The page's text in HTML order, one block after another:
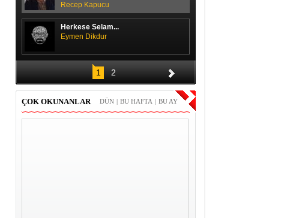
Recep Kapucu
Herkese Selam...
Eymen Dikdur
Durmuş Duran
1 2
ÇOK OKUNANLAR BU AY
|
BU HAFTA
|
DÜN